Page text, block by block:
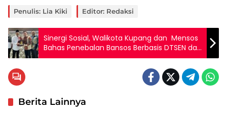
Penulis: Lia Kiki Editor: Redaksi
Sinergi Sosial, Walikota Kupang dan Mensos
Bahas Penebalan Bansos Berbasis DTSEN dan
Sekolah Rakyat
Berita Lainnya
Berita